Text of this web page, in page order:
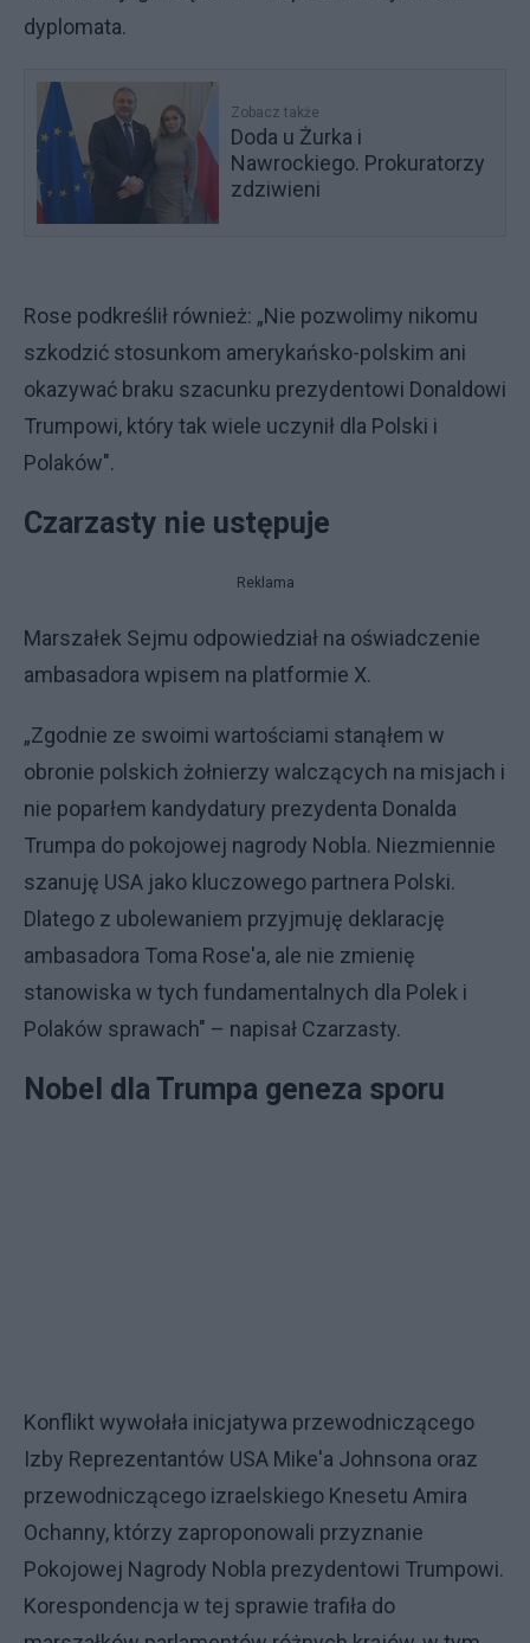
dyplomata.
Zobacz także
Doda u Żurka i
Nawrockiego. Prokuratorzy
zdziwieni
Rose podkreślił również: „Nie pozwolimy nikomu
szkodzić stosunkom amerykańsko-polskim ani
okazywać braku szacunku prezydentowi Donaldowi
Trumpowi, który tak wiele uczynił dla Polski i
Polaków".
Czarzasty nie ustępuje
Reklama
Marszałek Sejmu odpowiedział na oświadczenie
ambasadora wpisem na platformie X.
„Zgodnie ze swoimi wartościami stanąłem w
obronie polskich żołnierzy walczących na misjach i
nie poparłem kandydatury prezydenta Donalda
Trumpa do pokojowej nagrody Nobla. Niezmiennie
szanuję USA jako kluczowego partnera Polski.
Dlatego z ubolewaniem przyjmuję deklarację
ambasadora Toma Rose'a, ale nie zmienię
stanowiska w tych fundamentalnych dla Polek i
Polaków sprawach" – napisał Czarzasty.
Nobel dla Trumpa geneza sporu
Konflikt wywołała inicjatywa przewodniczącego
Izby Reprezentantów USA Mike'a Johnsona oraz
przewodniczącego izraelskiego Knesetu Amira
Ochanny, którzy zaproponowali przyznanie
Pokojowej Nagrody Nobla prezydentowi Trumpowi.
Korespondencja w tej sprawie trafiła do